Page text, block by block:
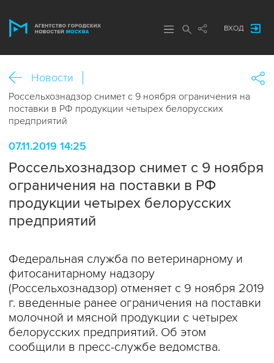
ВХОД
Новости
Россельхознадзор снимет с 9 ноября ограничения на
поставки в РФ продукции четырех белорусских
предприятий
07.11.2019 14:25
Россельхознадзор снимет с 9 ноября
ограничения на поставки в РФ
продукции четырех белорусских
предприятий
Федеральная служба по ветеринарному и
фитосанитарному надзору
(Россельхознадзор) отменяет с 9 ноября 2019
г. введенные ранее ограничения на поставки
молочной и мясной продукции с четырех
белорусских предприятий. Об этом
сообщили в пресс-службе ведомства.